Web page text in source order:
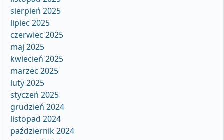
sierpień 2025
lipiec 2025
czerwiec 2025
maj 2025
kwiecień 2025
marzec 2025
luty 2025
styczeń 2025
grudzień 2024
listopad 2024
październik 2024